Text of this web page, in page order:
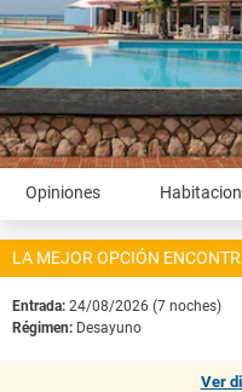
Opiniones
LA MEJOR OPCIÓN
Entrada: 24/08/2026 (7 noches)
Régimen: Desayuno
Ver